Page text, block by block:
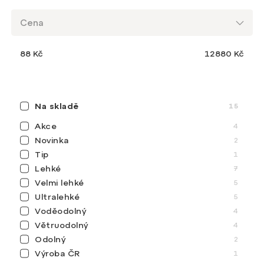
Pánské nepromokavé
bundy
Nejprodávanější
Nejlevnější
Nejdražší
Cena
88 Kč 12880 Kč
Na skladě 15
Akce 4
Novinka 2
Tip 1
Lehké 7
Velmi lehké 5
Ultralehké 5
Voděodolný 4
Větruodolný 4
Odolný 2
Výroba ČR 1
Tip
Velmi
Ultralehké